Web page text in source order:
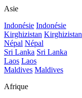
Asie
Indonésie Indonésie
Kirghizistan Kirghizistan
Népal Népal
Sri Lanka Sri Lanka
Laos Laos
Maldives Maldives
Afrique